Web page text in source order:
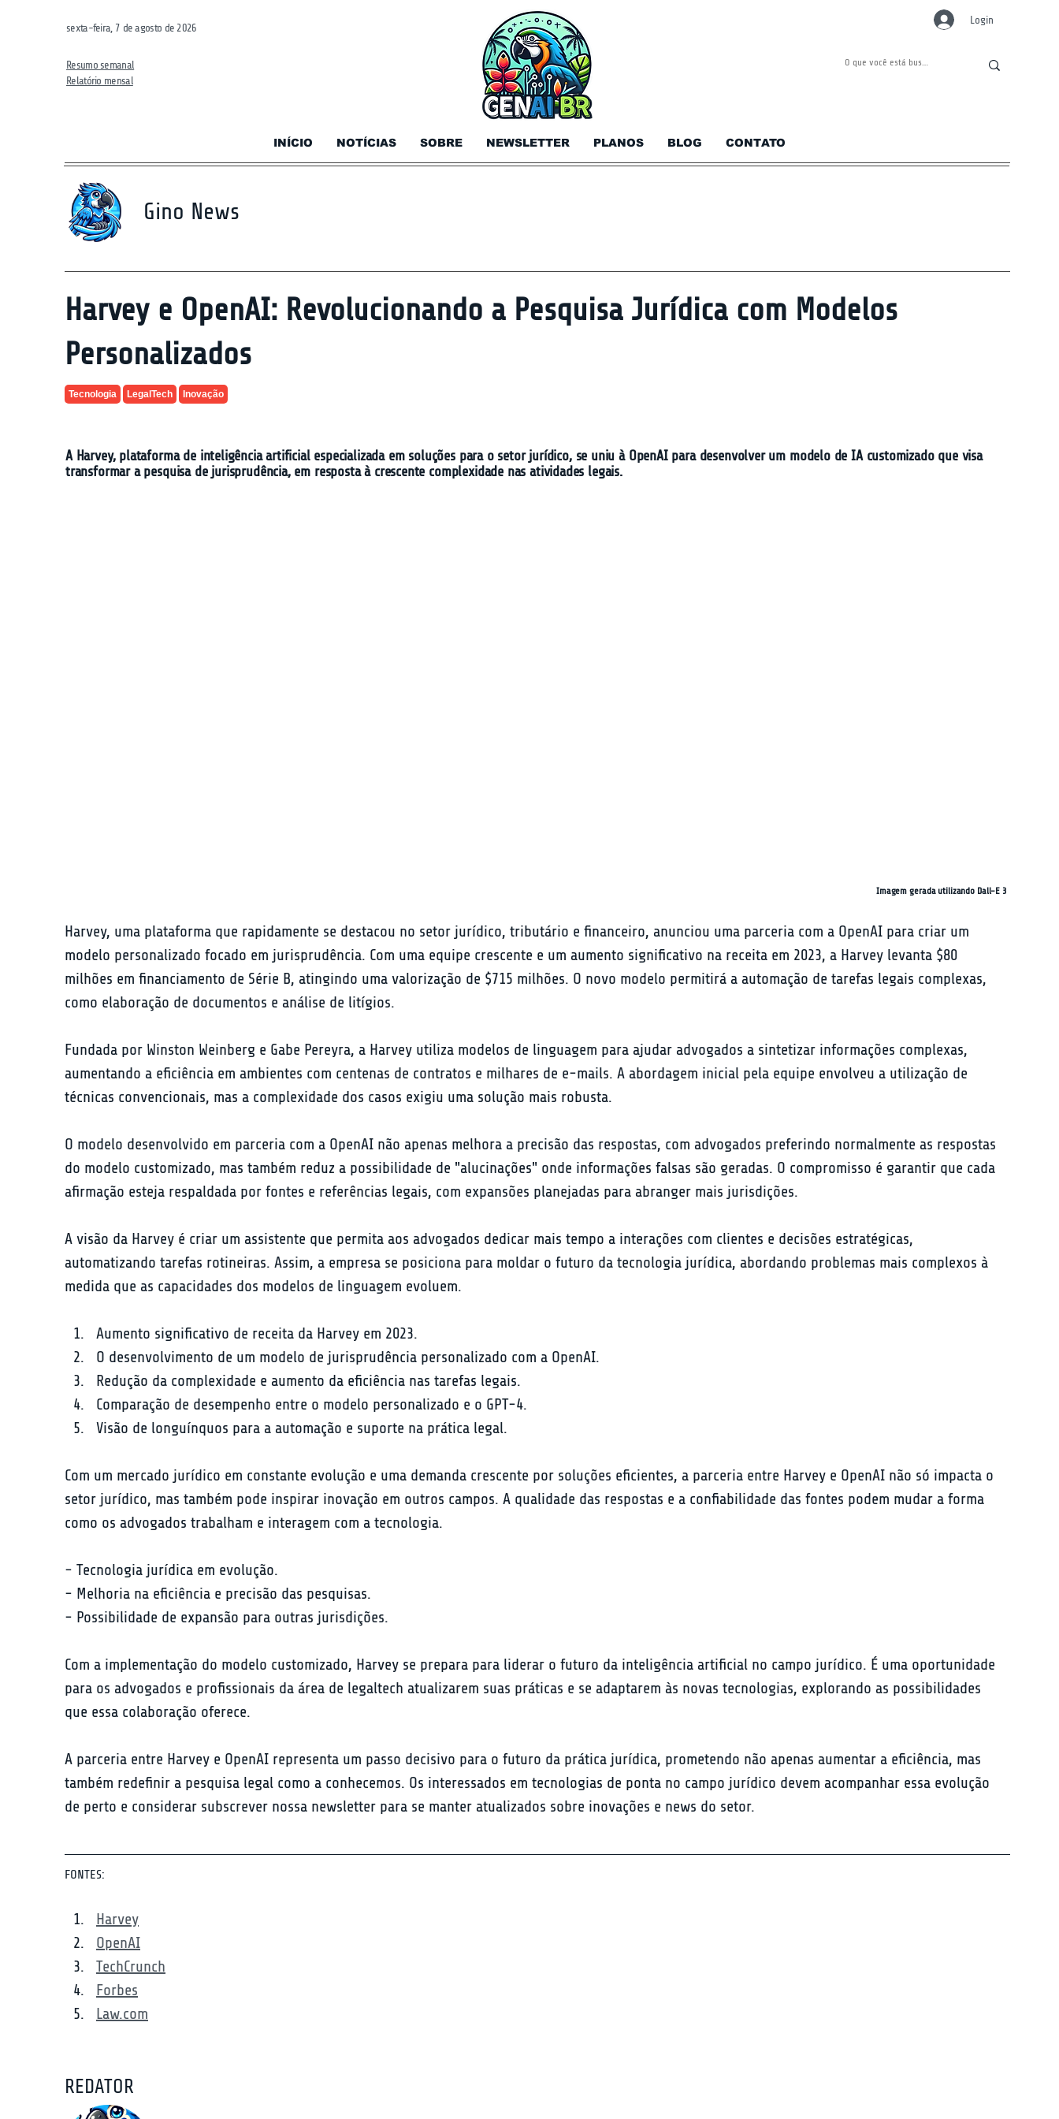
sexta-feira, 7 de agosto de 2026
Resumo semanal
Relatório mensal
INÍCIO NOTÍCIAS SOBRE NEWSLETTER PLANOS BLOG CONTATO
Login
Gino News
Harvey e OpenAI: Revolucionando a Pesquisa Jurídica com Modelos
Personalizados
Tecnologia LegalTech Inovação
A Harvey, plataforma de inteligência artificial especializada em soluções para o setor jurídico, se uniu à OpenAI para desenvolver um modelo de IA customizado que visa
transformar a pesquisa de jurisprudência, em resposta à crescente complexidade nas atividades legais.
Imagem gerada utilizando Dall-E 3
Harvey, uma plataforma que rapidamente se destacou no setor jurídico, tributário e financeiro, anunciou uma parceria com a OpenAI para criar um
modelo personalizado focado em jurisprudência. Com uma equipe crescente e um aumento significativo na receita em 2023, a Harvey levanta $80
milhões em financiamento de Série B, atingindo uma valorização de $715 milhões. O novo modelo permitirá a automação de tarefas legais complexas,
como elaboração de documentos e análise de litígios.
Fundada por Winston Weinberg e Gabe Pereyra, a Harvey utiliza modelos de linguagem para ajudar advogados a sintetizar informações complexas,
aumentando a eficiência em ambientes com centenas de contratos e milhares de e-mails. A abordagem inicial pela equipe envolveu a utilização de
técnicas convencionais, mas a complexidade dos casos exigiu uma solução mais robusta.
O modelo desenvolvido em parceria com a OpenAI não apenas melhora a precisão das respostas, com advogados preferindo normalmente as respostas
do modelo customizado, mas também reduz a possibilidade de "alucinações" onde informações falsas são geradas. O compromisso é garantir que cada
afirmação esteja respaldada por fontes e referências legais, com expansões planejadas para abranger mais jurisdições.
A visão da Harvey é criar um assistente que permita aos advogados dedicar mais tempo a interações com clientes e decisões estratégicas,
automatizando tarefas rotineiras. Assim, a empresa se posiciona para moldar o futuro da tecnologia jurídica, abordando problemas mais complexos à
medida que as capacidades dos modelos de linguagem evoluem.
Aumento significativo de receita da Harvey em 2023.
O desenvolvimento de um modelo de jurisprudência personalizado com a OpenAI.
Redução da complexidade e aumento da eficiência nas tarefas legais.
Comparação de desempenho entre o modelo personalizado e o GPT-4.
Visão de longuínquos para a automação e suporte na prática legal.
Com um mercado jurídico em constante evolução e uma demanda crescente por soluções eficientes, a parceria entre Harvey e OpenAI não só impacta o
setor jurídico, mas também pode inspirar inovação em outros campos. A qualidade das respostas e a confiabilidade das fontes podem mudar a forma
como os advogados trabalham e interagem com a tecnologia.
- Tecnologia jurídica em evolução.
- Melhoria na eficiência e precisão das pesquisas.
- Possibilidade de expansão para outras jurisdições.
Com a implementação do modelo customizado, Harvey se prepara para liderar o futuro da inteligência artificial no campo jurídico. É uma oportunidade
para os advogados e profissionais da área de legaltech atualizarem suas práticas e se adaptarem às novas tecnologias, explorando as possibilidades
que essa colaboração oferece.
A parceria entre Harvey e OpenAI representa um passo decisivo para o futuro da prática jurídica, prometendo não apenas aumentar a eficiência, mas
também redefinir a pesquisa legal como a conhecemos. Os interessados em tecnologias de ponta no campo jurídico devem acompanhar essa evolução
de perto e considerar subscrever nossa newsletter para se manter atualizados sobre inovações e news do setor.
FONTES:
Harvey
OpenAI
TechCrunch
Forbes
Law.com
REDATOR